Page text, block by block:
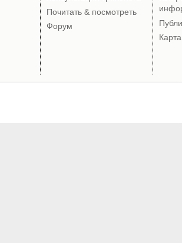
Почитать & посмотреть
Форум